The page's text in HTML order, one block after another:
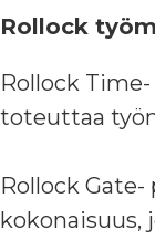
Rollock
Rollock
toteuttaa
Rollock
kokonaisuus,